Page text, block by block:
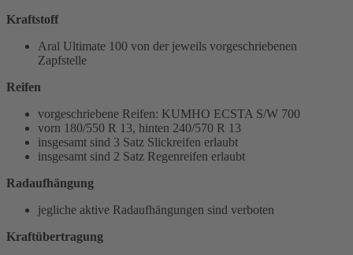
Kraftstoff
Aral Ultimate 100 von der jeweils vorgeschriebenen
Zapfstelle
Reifen
vorgeschriebene Reifen: KUMHO ECSTA S/W 700
vorn 180/550 R 13, hinten 240/570 R 13
insgesamt sind 3 Satz Slickreifen erlaubt
insgesamt sind 2 Satz Regenreifen erlaubt
Radaufhängung
jegliche aktive Radaufhängungen sind verboten
Kraftübertragung